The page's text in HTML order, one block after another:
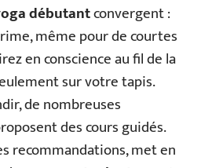
débutantconvergent :
même pour de courtes
en conscience au fil de la
sur votre tapis.
de nombreuses
des cours guidés.
recommandations, met en